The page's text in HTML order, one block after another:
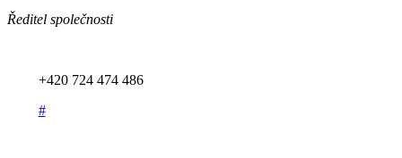
Ředitel společnosti
+420 724 474 486
#